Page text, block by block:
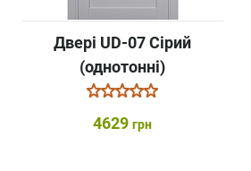
Двері UD-07 Сірий
(однотонні)
4629грн